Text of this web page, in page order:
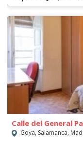
Calle del General
Goya, Salamanca,